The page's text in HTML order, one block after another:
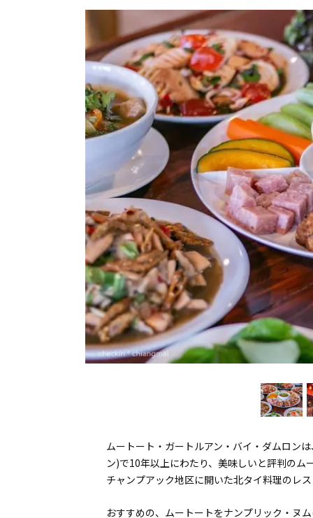
ムートート・ガートルアン・バイ・ダムロン
ン)で10年以上にわたり、美味しいと評判の
チャンプアック地区に開いた北タイ料理のレ
おすすめの、ムートートをナンプリック・ヌ